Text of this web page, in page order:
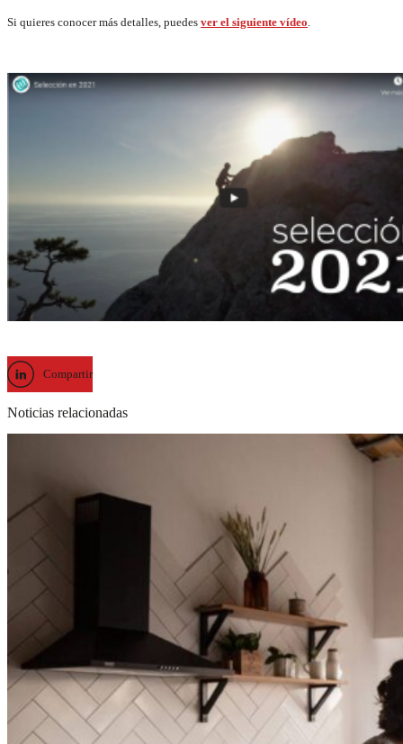
Si quieres conocer más detalles, puedes ver el siguiente vídeo
Compartir
Noticias relacionadas